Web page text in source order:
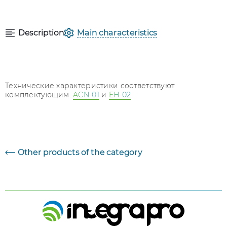
Description Main characteristics
Технические характеристики соответствуют
комплектующим: ACN-01 и EH-02
Other products of the category